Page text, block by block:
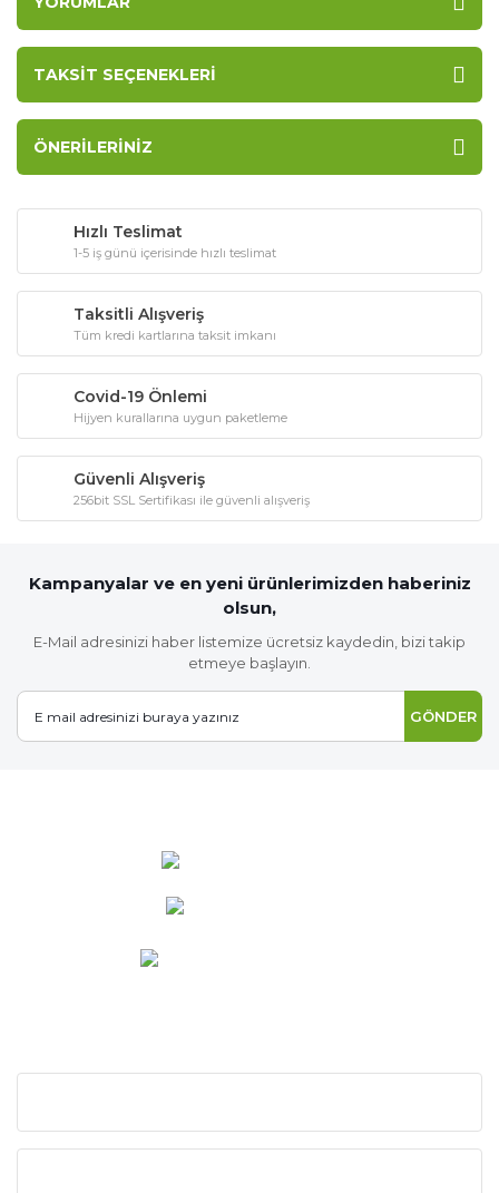
TAKSIT SEÇENEKLERI
ÖNERILERINIZ
Hızlı Teslimat
1-5 iş günü içerisinde hızlı teslimat
Taksitli Alışveriş
Tüm kredi kartlarına taksit imkanı
Covid-19 Önlemi
Hijyen kurallarına uygun paketleme
Güvenli Alışveriş
256bit SSL Sertifikası ile güvenli alışveriş
Kampanyalar ve en yeni ürünlerimizden haberiniz
olsun,
E-Mail adresinizi haber listemize ücretsiz kaydedin, bizi takip
etmeye başlayın.
GÖNDER